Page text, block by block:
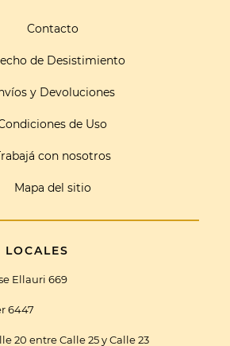
Contacto
de Desistimiento
y Devoluciones
de Uso
con nosotros
Mapa del sitio
LOCALES
Ellauri 669
6447
20 entre Calle 25 y Calle 23